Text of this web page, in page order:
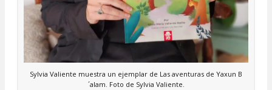
Sylvia Valiente muestra un ejemplar de Las aventuras de Yaxun B
´alam. Foto de Sylvia Valiente.